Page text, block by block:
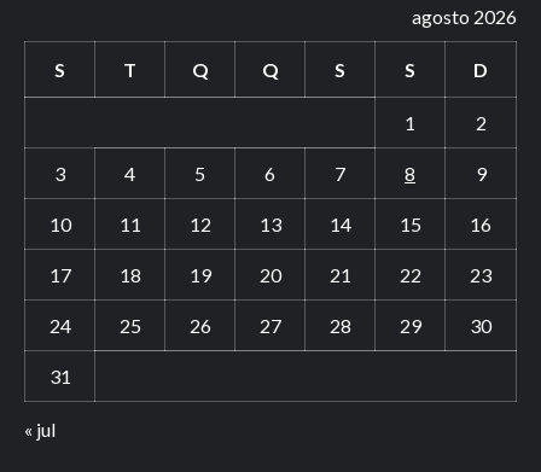
agosto 2026
S T Q Q S S D
1 2
3 4 5 6 7 8 9
10 11 12 13 14 15 16
17 18 19 20 21 22 23
24 25 26 27 28 29 30
31
« jul